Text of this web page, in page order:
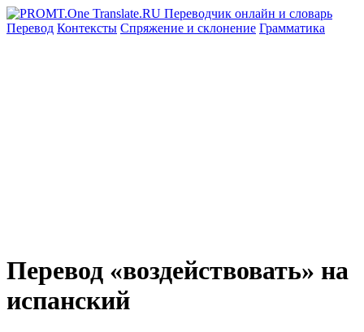
Перевод Контексты Спряжение и склонение Грамматика
Перевод «воздействовать» на
испанский